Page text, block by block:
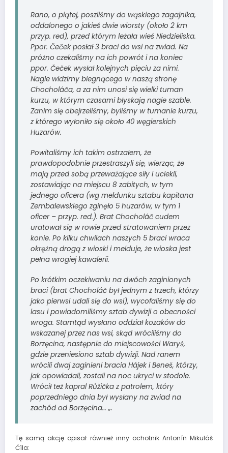
Rano, o piątej, poszliśmy do wąskiego zagajnika,
oddalonego o jakieś dwie wiorsty (około 2 km
przyp. red), przed którym leżała wieś Niedzieliska.
Ppor. Čeček posłał 3 braci do wsi na zwiad. Na
próżno czekaliśmy na ich powrót i na koniec
ppor. Čeček wysłał kolejnych pięciu za nimi.
Nagle widzimy biegnącego w naszą stronę
Chocholáča, a za nim unosi się wielki tuman
kurzu, w którym czasami błyskają nagie szable.
Zanim się obejrzeliśmy, byliśmy w tumanie kurzu,
z którego wyłoniło się około 40 węgierskich
Huzarów.
Powitaliśmy ich takim ostrzałem, że
prawdopodobnie przestraszyli się, wierząc, że
mają przed sobą przeważające siły i uciekli,
zostawiając na miejscu 8 zabitych, w tym
jednego oficera (wg meldunku sztabu kapitana
Zembalewskiego zginęło 5 huzarów, w tym 1
oficer – przyp. red.). Brat Chocholáč cudem
uratował się w rowie przed stratowaniem przez
konie. Po kilku chwilach naszych 5 braci wraca
okrężną drogą z wioski i melduje, że wioska jest
pełna wrogiej kawalerii.
Po krótkim oczekiwaniu na dwóch zaginionych
braci (brat Chocholáč był jednym z trzech, którzy
jako pierwsi udali się do wsi), wycofaliśmy się do
lasu i powiadomiliśmy sztab dywizji o obecności
wroga. Stamtąd wysłano oddział kozaków do
wskazanej przez nas wsi, skąd wróciliśmy do
Borzęcina, następnie do miejscowości Waryś,
gdzie przeniesiono sztab dywizji. Nad ranem
wrócili dwaj zaginieni bracia Hájek i Beneš, którzy,
jak opowiadali, zostali na noc ukryci w stodole.
Wrócił też kapral Růžička z patrolem, który
poprzedniego dnia był wysłany na zwiad na
zachód od Borzęcina… „.
Tę samą akcję opisał również inny ochotnik Antonín Mikuláš
Číla: